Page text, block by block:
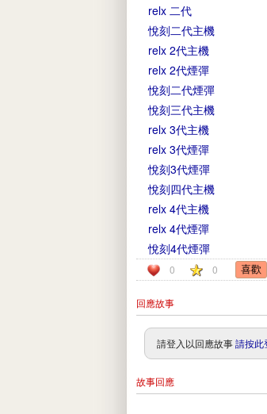
relx 二代
悅刻二代主機
relx 2代主機
relx 2代煙彈
悅刻二代煙彈
悅刻三代主機
relx 3代主機
relx 3代煙彈
悅刻3代煙彈
悅刻四代主機
relx 4代主機
relx 4代煙彈
悅刻4代煙彈
0 0
回應故事
請登入以回應故事請按此
故事回應